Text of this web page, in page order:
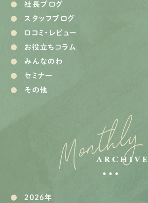
社長ブログ
スタッフブログ
口コミ・レビュー
お役立ちコラム
みんなのわ
セミナー
その他
Monthly
ARCHIVE
2026年